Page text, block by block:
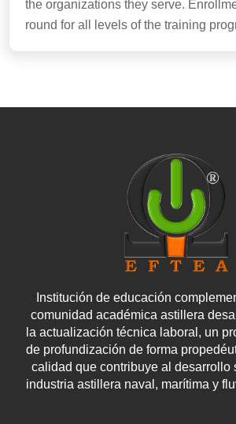
the organizations they serve.
round for all levels of the training
Institución de educación
comunidad académica astillera
la actualización técnica laboral, un
de profundización de forma
calidad que contribuye al desarrollo
industria astillera naval, marítima y